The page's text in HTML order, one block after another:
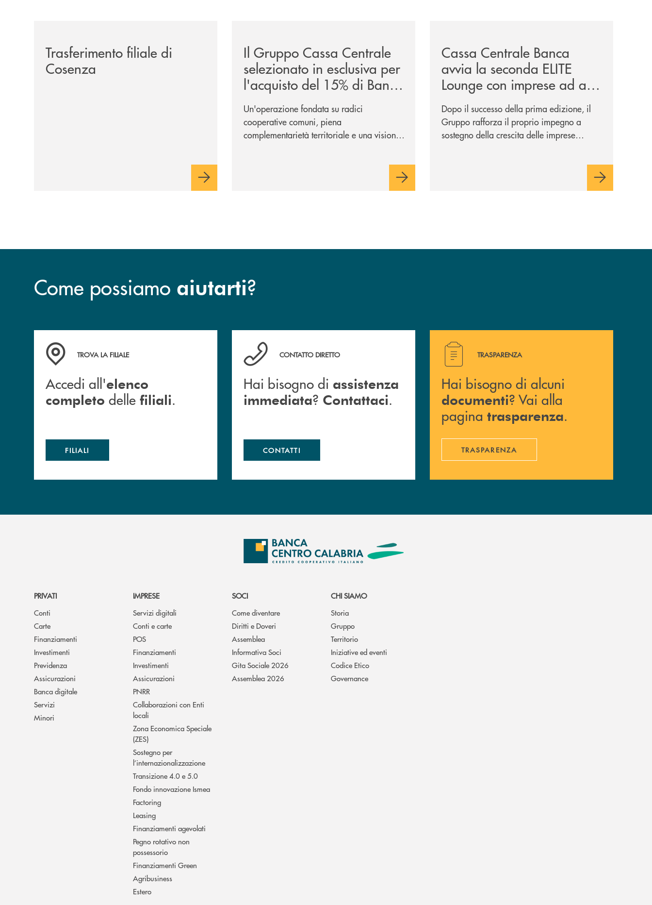
Trasferimento filiale di
Cosenza
Il Gruppo Cassa Centrale
selezionato in esclusiva per
l'acquisto del 15% di Banca
Cambiano 1884
Un'operazione fondata su radici
cooperative comuni, piena
complementarietà territoriale e una visione
Cassa Centrale Banca
avvia la seconda ELITE
Lounge con imprese ad alto
potenziale
Dopo il successo della prima edizione, il
Gruppo rafforza il proprio impegno a
sostegno della crescita delle imprese
Come possiamo aiutarti?
Accedi all' elenco completo delle filiali .
TROVA LA FILIALE
Accedi all'elenco
completo delle filiali.
FILIALI
Hai bisogno di assistenza immediata ? Contattaci .
CONTATTO DIRETTO
Hai bisogno di assistenza
immediata? Contattaci.
CONTATTI
Hai bisogno di alcuni documenti ? Vai alla pagina
TRASPARENZA
Hai bisogno di alcuni
documenti? Vai alla
pagina trasparenza.
TRASPARENZA
PRIVATI
Conti
Carte
Finanziamenti
Investimenti
Previdenza
Assicurazioni
Banca digitale
Servizi
Minori
IMPRESE
Servizi digitali
Conti e carte
POS
Finanziamenti
Investimenti
Assicurazioni
PNRR
Collaborazioni con Enti
locali
Zona Economica Speciale
(ZES)
Sostegno per
l’internazionalizzazione
Transizione 4.0 e 5.0
Fondo innovazione Ismea
Factoring
Leasing
Finanziamenti agevolati
Pegno rotativo non
possessorio
Finanziamenti Green
Agribusiness
Estero
SOCI
Come diventare
Diritti e Doveri
Assemblea
Informativa Soci
Gita Sociale 2026
Assemblea 2026
CHI SIAMO
Storia
Gruppo
Territorio
Iniziative ed eventi
Codice Etico
Governance